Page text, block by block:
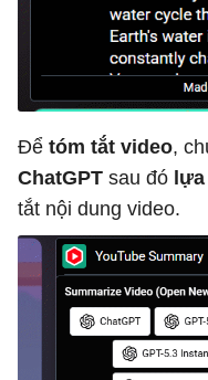
Để tóm tắt video,
ChatGPT sau đó lựa
tắt nội dung video.